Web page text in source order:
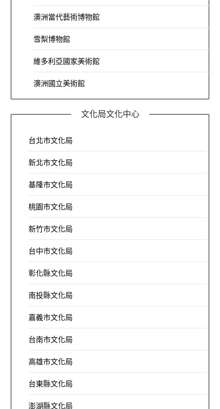
澳洲當代藝術博物館
雪梨博物館
維多利亞國家美術館
澳洲國立美術館
文化局文化中心
台北市文化局
新北市文化局
基隆市文化局
桃園市文化局
新竹市文化局
台中市文化局
彰化縣文化局
南投縣文化局
嘉義市文化局
台南市文化局
高雄市文化局
台東縣文化局
澎湖縣文化局